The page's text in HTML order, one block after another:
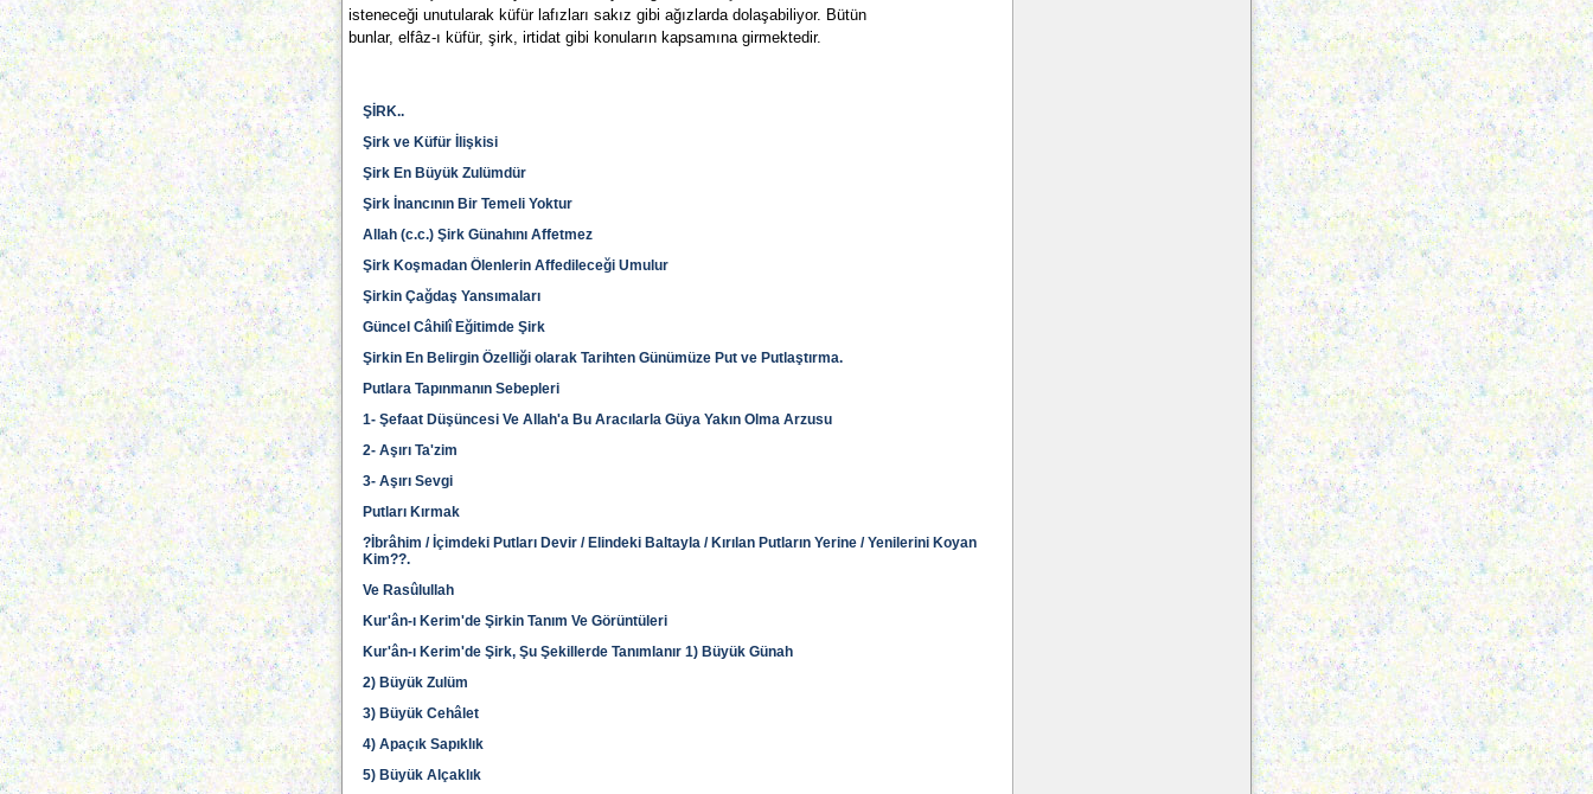
isteneceği unutularak küfür lafızları sakız gibi ağızlarda dolaşabiliyor. Bütün
bunlar, elfâz-ı küfür, şirk, irtidat gibi konuların kapsamına girmektedir.
ŞİRK..
Şirk ve Küfür İlişkisi
Şirk En Büyük Zulümdür
Şirk İnancının Bir Temeli Yoktur
Allah (c.c.) Şirk Günahını Affetmez
Şirk Koşmadan Ölenlerin Affedileceği Umulur
Şirkin Çağdaş Yansımaları
Güncel Câhilî Eğitimde Şirk
Şirkin En Belirgin Özelliği olarak Tarihten Günümüze Put ve Putlaştırma.
Putlara Tapınmanın Sebepleri
1- Şefaat Düşüncesi Ve Allah'a Bu Aracılarla Güya Yakın Olma Arzusu
2- Aşırı Ta'zim
3- Aşırı Sevgi
Putları Kırmak
?İbrâhim / İçimdeki Putları Devir / Elindeki Baltayla / Kırılan Putların Yerine / Yenilerini Koyan
Kim??.
Ve Rasûlullah
Kur'ân-ı Kerim'de Şirkin Tanım Ve Görüntüleri
Kur'ân-ı Kerim'de Şirk, Şu Şekillerde Tanımlanır 1) Büyük Günah
2) Büyük Zulüm
3) Büyük Cehâlet
4) Apaçık Sapıklık
5) Büyük Alçaklık